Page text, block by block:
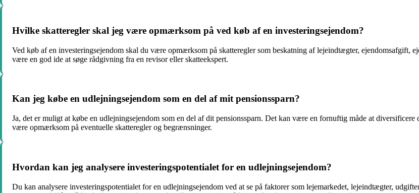
Hvilke skatteregler skal jeg være opmærksom på ved køb af en investeringsejendom?
Ved køb af en investeringsejendom skal du være opmærksom på skatteregler som beskatning af lejeindtægter, ejendomsafgift,
være en god ide at søge rådgivning fra en revisor eller skatteekspert.
Kan jeg købe en udlejningsejendom som en del af mit pensionssparn?
Ja, det er muligt at købe en udlejningsejendom som en del af dit pensionssparn. Det kan være en fornuftig måde at
være opmærksom på eventuelle skatteregler og begrænsninger.
Hvordan kan jeg analysere investeringspotentialet for en udlejningsejendom?
Du kan analysere investeringspotentialet for en udlejningsejendom ved at se på faktorer som lejemarkedet, lejeindtægter,